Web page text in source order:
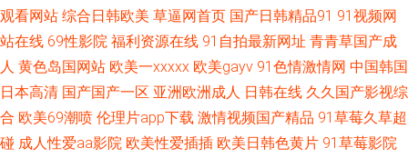
产在线观看 羞羞答答网站 成人性爱网址导航 免费播放一区二 偷窥清纯综合
图区 韩国OK影院麻豆 国产最全在线观看 日本国产高清网色 一本到国产在线
精 东京热九九综合部 美女视频免费在线观看91 婷婷五月天啪啪 91啦在 国产
观看网站 综合日韩欧美 草逼网首页 国产日韩精品91 91视频网
站在线 69性影院 福利资源在线 91自拍最新网址 青青草国产成
人 黄色岛国网站 欧美一xxxxx 欧美gayv 91色情激情网 中国韩国
日本高清 国产国产一区 亚洲欧洲成人 日韩在线 久久国产影视综
合 欧美69潮喷 伦理片app下载 激情视频国产精品 91草莓久草超
碰 成人性爱aa影院 欧美性爱插插 欧美日韩色黄片 91草莓影院